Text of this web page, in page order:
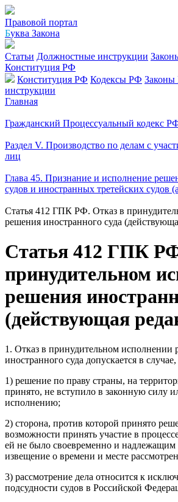
Правовой портал
Буква Закона
Статьи Должностные инструкции
Конституция РФ
Конституция РФ Кодексы РФ
инструкции
Главная
Гражданский Процессуальный кодекс
Раздел V. Производство по делам с
лиц
Глава 45. Признание и исполнение
судов и иностранных третейских судов
Статья 412 ГПК РФ. Отказ в
решения иностранного суда
Статья 412 ГПК
принудительном
решения
(действующая
1. Отказ в принудительном исполнении
иностранного суда допускается в случае,
1) решение по праву страны, на
принято, не вступило в законную силу
исполнению;
2) сторона, против которой принято
возможности принять участие в
ей не было своевременно и надлежащим
извещение о времени и месте
3) рассмотрение дела относится к
подсудности судов в Российской